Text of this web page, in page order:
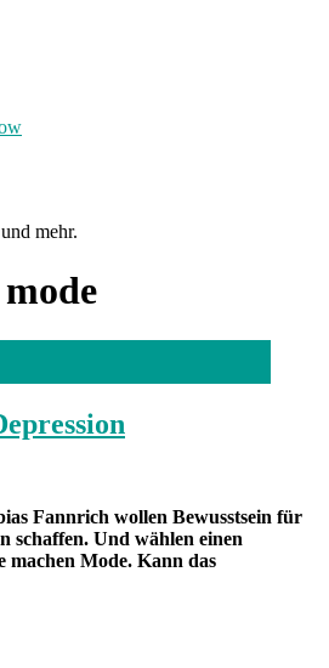
mehr.
mode
Fannrich wollen Bewusstsein für
schaffen. Und wählen einen
machen Mode. Kann das